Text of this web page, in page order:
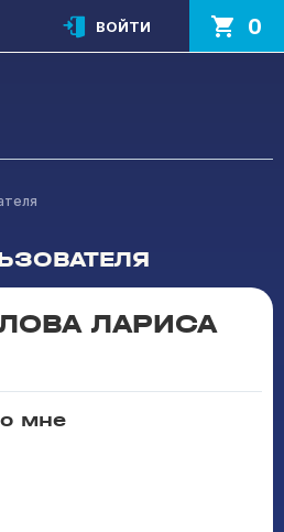
ВОЙТИ 0
ЛАРИСА
мне